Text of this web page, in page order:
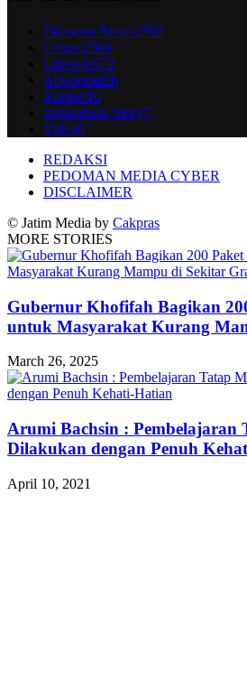
Ekonomi Bisnis2592
Umum2500
Lifestyle572
Advetorial26
Kuliner16
Inspirations Story7
Video0
REDAKSI
PEDOMAN MEDIA CYBER
DISCLAIMER
© Jatim Media by Cakpras
MORE STORIES
Gubernur Khofifah Bagikan
untuk Masyarakat Kurang
March 26, 2025
Arumi Bachsin : Pembelajaran
Dilakukan dengan Penuh
April 10, 2021